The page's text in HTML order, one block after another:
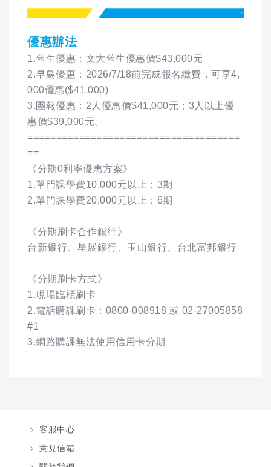
優惠辦法
1.舊生優惠：文大舊生優惠價$43,000元
2.早鳥優惠：2026/7/18前完成報名繳費，可享4,
000優惠($41,000)
3.團報優惠：2人優惠價$41,000元；3人以上優
惠價$39,000元。
=====================================
==
《分期0利率優惠方案》
1.單門課學費10,000元以上：3期
2.單門課學費20,000元以上：6期
《分期刷卡合作銀行》
台新銀行、星展銀行、玉山銀行、台北富邦銀行
《分期刷卡方式》
1.現場臨櫃刷卡
2.電話購課刷卡：0800-008918 或 02-27005858
#1
3.網路購課無法使用信用卡分期
客服中心
意見信箱